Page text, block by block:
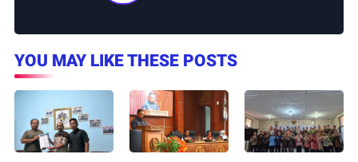
YOU MAY LIKE THESE POSTS